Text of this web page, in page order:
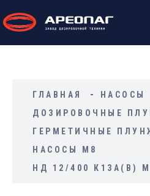
ГЛАВНАЯ
НАСОСЫ
ДОЗИРОВОЧНЫЕ
ГЕРМЕТИЧНЫЕ
НАСОСЫ М8
НД 12/400 К13А(В)